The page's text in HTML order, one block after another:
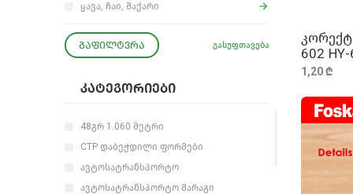
ყავა, ჩაი, შაქარი
პროდუქცია
კომპიუტერული აქსესუარები და
ᲒᲐᲤᲘᲚᲢᲕᲠᲐ გასუფთავება
ᲙᲐᲢᲔᲒᲝᲠᲘᲔᲑᲘ
48გრ 1.060 მეტრი
CTP დაბეჭდილი ფორმები
ავტოსატრანსპორტო
ავტოსატრანსპორტო მარაგი
602
1,20 ₾